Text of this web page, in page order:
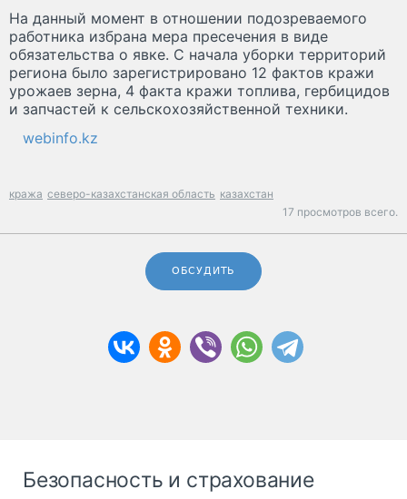
На данный момент в отношении подозреваемого
работника избрана мера пресечения в виде
обязательства о явке. С начала уборки территорий
региона было зарегистрировано 12 фактов кражи
урожаев зерна, 4 факта кражи топлива, гербицидов
и запчастей к сельскохозяйственной техники.
webinfo.kz
кража северо-казахстанская область казахстан
17 просмотров всего.
ОБСУДИТЬ
Безопасность и страхование